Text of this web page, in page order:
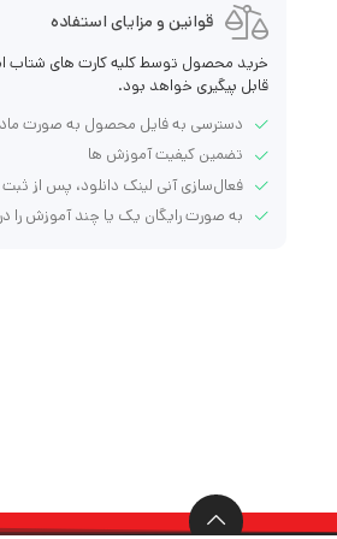
قوانین و مزایای استفاده
خرید محصول توسط کلیه کارت های شتاب
قابل پیگیری خواهد بود.
دسترسی به فایل محصول به صورت
تضمین کیفیت آموزش ها
فعال‌سازی آنی لینک دانلود، پس از
به صورت رایگان یک یا چند آموزش را